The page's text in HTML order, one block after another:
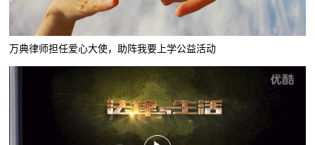
万典律师担任爱心大使，助阵我要上学公益活动